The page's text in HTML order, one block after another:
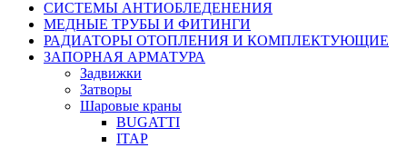
СИСТЕМЫ АНТИОБЛЕДЕНЕНИЯ
МЕДНЫЕ ТРУБЫ И ФИТИНГИ
РАДИАТОРЫ ОТОПЛЕНИЯ И КОМПЛЕКТУЮЩИЕ
ЗАПОРНАЯ АРМАТУРА
Задвижки
Затворы
Шаровые краны
BUGATTI
ITAP